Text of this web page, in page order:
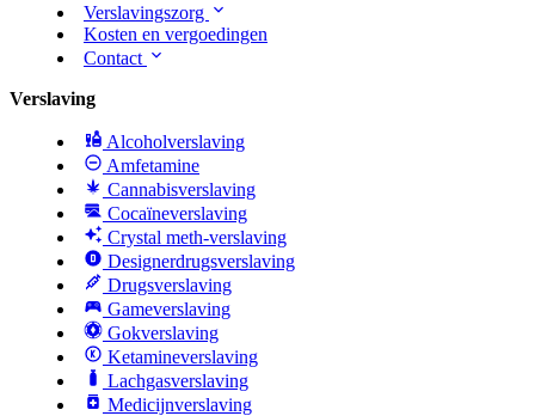
Verslavingszorg
Kosten en vergoedingen
Contact
Verslaving
Alcoholverslaving
Amfetamine
Cannabisverslaving
Cocaïneverslaving
Crystal meth-verslaving
Designerdrugsverslaving
Drugsverslaving
Gameverslaving
Gokverslaving
Ketamineverslaving
Lachgasverslaving
Medicijnverslaving